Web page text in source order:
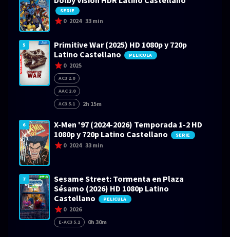
SERIE
0 2024 33 min
5
Primitive War (2025) HD 1080p y 720p
Latino Castellano
PELICULA
0 2025
AC3 2.0
AAC 2.0
AC3 5.1
2h 15m
6
X-Men '97 (2024-2026) Temporada 1-2 HD
1080p y 720p Latino Castellano
SERIE
0 2024 33 min
7
Sesame Street: Tormenta en Plaza
Sésamo (2026) HD 1080p Latino
Castellano
PELICULA
0 2026
E-AC3 5.1 0h 30m